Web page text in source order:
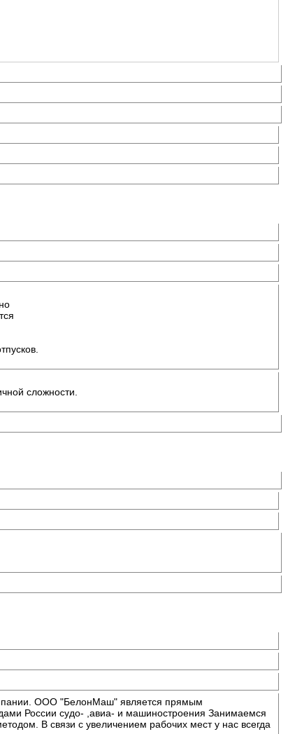
сложности.
ООО "БелонМаш" является прямым
России судо- ,авиа- и машиностроения Занимаемся
В связи с увеличением рабочих мест у нас всегда